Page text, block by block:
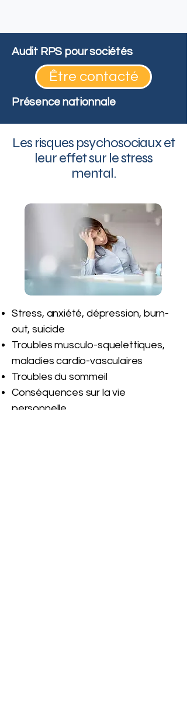
Audit RPS pour sociétés
Être contacté
Présence nationnale
Les risques psychosociaux et
leur effet sur le stress
mental.
Stress, anxiété, dépression, burn-
out, suicide
Troubles musculo-squelettiques,
maladies cardio-vasculaires
Troubles du sommeil
Conséquences sur la vie
personnelle